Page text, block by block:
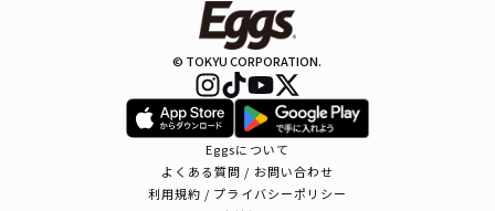
© TOKYU CORPORATION.
Eggsについて
よくある質問 / お問い合わせ
利用規約 / プライバシーポリシー